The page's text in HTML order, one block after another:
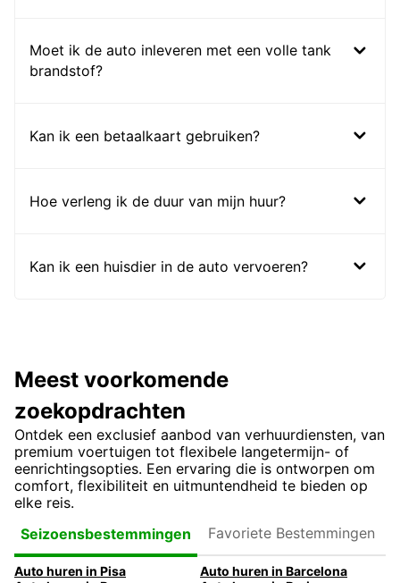
Moet ik de auto inleveren met een volle tank
brandstof?
Kan ik een betaalkaart gebruiken?
Hoe verleng ik de duur van mijn huur?
Kan ik een huisdier in de auto vervoeren?
Meest voorkomende
zoekopdrachten
Ontdek een exclusief aanbod van verhuurdiensten, van
premium voertuigen tot flexibele langetermijn- of
eenrichtingsopties. Een ervaring die is ontworpen om
comfort, flexibiliteit en uitmuntendheid te bieden op
elke reis.
Seizoensbestemmingen
Bestemmingen
Auto huren in Pisa
Auto huren in Barcelona